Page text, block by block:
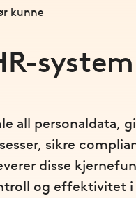
kunne
all personaldata,
sikre
disse
og effektivitet